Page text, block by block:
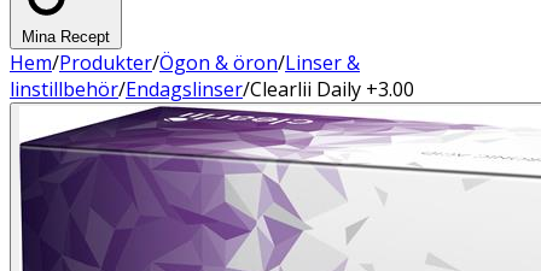
Mina Recept
Hem/Produkter/Ögon & öron/Linser &
linstillbehör/Endagslinser/Clearlii Daily +3.00